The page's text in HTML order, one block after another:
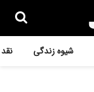
شیوه زندگی